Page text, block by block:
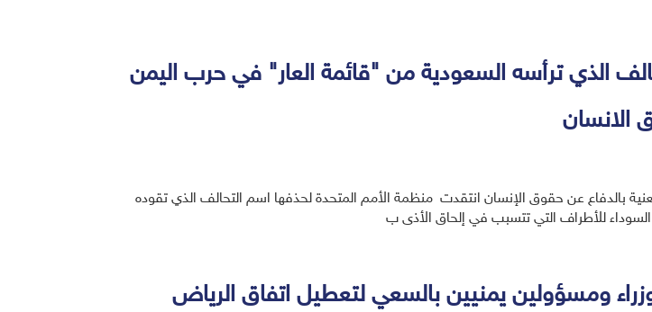
الذي ترأسه السعودية من "قائمة العار" في حرب اليمن
الانسان
بالدفاع عن حقوق الإنسان انتقدت منظمة الأمم المتحدة لحذفها اسم التحالف الذي تقوده
للأطراف التي تتسبب في إلحاق الأذى ب
ومسؤولين يمنيين بالسعي لتعطيل اتفاق الرياض